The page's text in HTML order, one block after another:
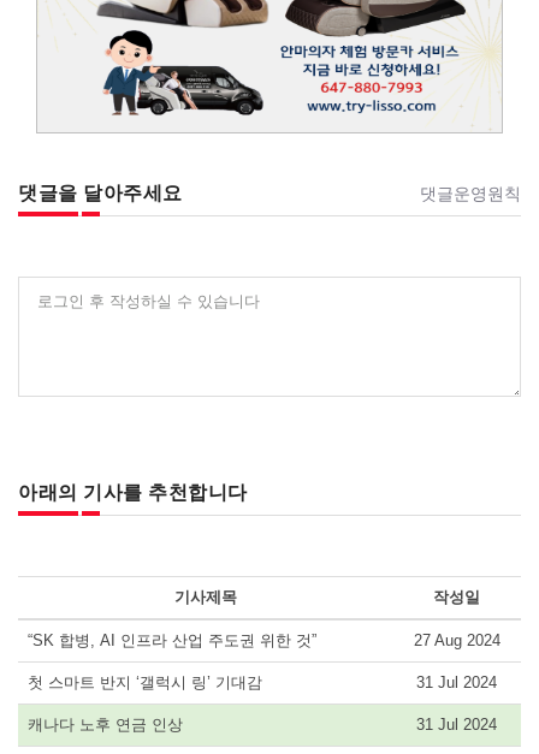
댓글을 달아주세요 댓글운영원칙
로그인 후 작성하실 수 있습니다
아래의 기사를 추천합니다
기사제목 작성일
“SK 합병, AI 인프라 산업 주도권 위한 것” 27 Aug 2024
첫 스마트 반지 ‘갤럭시 링’ 기대감 31 Jul 2024
캐나다 노후 연금 인상 31 Jul 2024